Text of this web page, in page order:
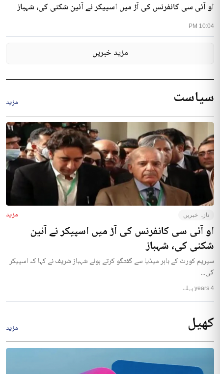
10:04 PM
او آئی سی کانفرنس کی آڑ میں اسپیکر نے آئین شکنی کی، شہباز
مزید خبریں
سیاست مزید
تازہ خبریں مزید
او آئی سی کانفرنس کی آڑ میں اسپیکر نے آئین
شکنی کی، شہباز
سپریم کورٹ کے باہر میڈیا سے گفتگو کرتے ہوئے شہباز شریف نے کہا کہ اسپیکر
کی...
4 years پہلے
کھیل مزید